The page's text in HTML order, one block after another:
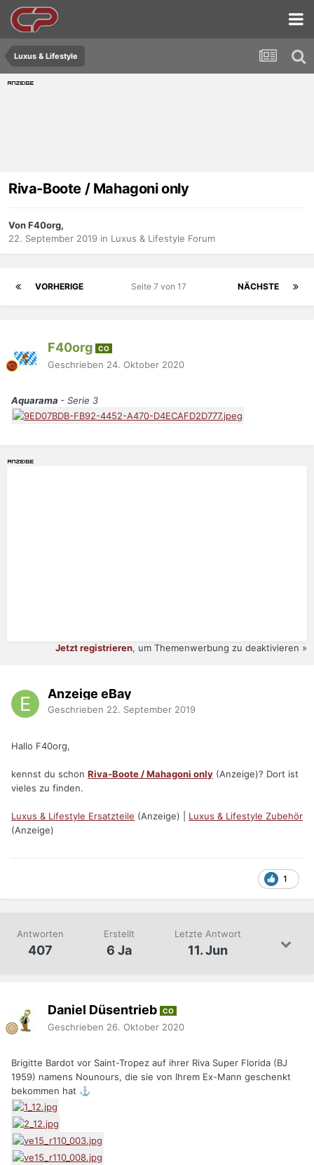
Luxus & Lifestyle
Riva-Boote / Mahagoni only
Von F40org,
22. September 2019 in Luxus & Lifestyle Forum
VORHERIGE NÄCHSTE
Seite 7 von 17
F40org CO
Geschrieben 24. Oktober 2020
Aquarama - Serie 3
Jetzt registrieren, um Themenwerbung zu deaktivieren »
Anzeige eBay
Geschrieben 22. September 2019
Hallo F40org,
kennst du schon Riva-Boote / Mahagoni only (Anzeige)? Dort ist
vieles zu finden.
Luxus & Lifestyle Ersatzteile (Anzeige) | Luxus & Lifestyle Zubehör
(Anzeige)
1
Antworten
407
Erstellt
6 Ja
Letzte Antwort
11. Jun
Daniel Düsentrieb CO
Geschrieben 26. Oktober 2020
Brigitte Bardot vor Saint-Tropez auf ihrer Riva Super Florida (BJ
1959) namens Nounours, die sie von Ihrem Ex-Mann geschenkt
bekommen hat ⚓